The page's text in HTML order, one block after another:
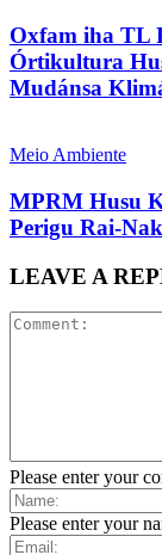
Oxfam iha TL
Órtikultura
Mudánsa
Meio Ambiente
MPRM Husu
Perigu Rai-
LEAVE A
Please enter your
Please enter your